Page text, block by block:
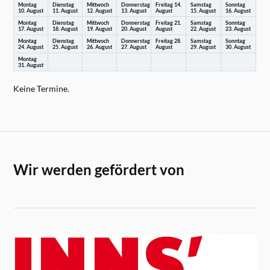
Montag
10. August
Dienstag
11. August
Mittwoch
12. August
Donnerstag
13. August
Freitag 14.
August
Samstag
15. August
Sonntag
16. August
Montag
17. August
Dienstag
18. August
Mittwoch
19. August
Donnerstag
20. August
Freitag 21.
August
Samstag
22. August
Sonntag
23. August
Montag
24. August
Dienstag
25. August
Mittwoch
26. August
Donnerstag
27. August
Freitag 28.
August
Samstag
29. August
Sonntag
30. August
Montag
31. August
Keine Termine.
Wir werden gefördert von